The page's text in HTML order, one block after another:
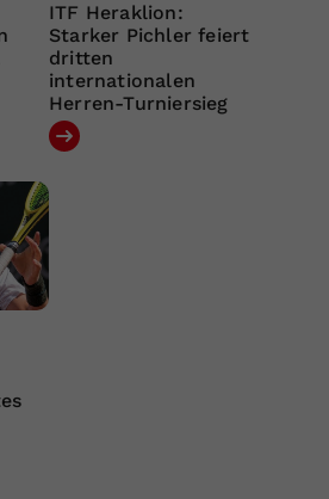
ITF Heraklion:
Starker Pichler feiert
dritten
internationalen
Herren-Turniersieg